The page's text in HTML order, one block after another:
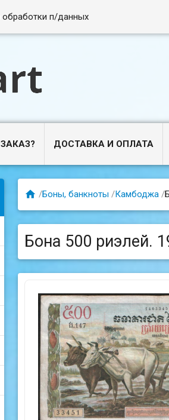
обработки п/данных
ДОСТАВКА И ОПЛАТА
 /Боны, банкноты /Камбоджа /
Бона 500 риэлей.